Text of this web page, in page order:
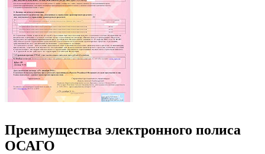
Преимущества электронного полиса
ОСАГО